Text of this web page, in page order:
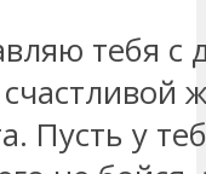
тебя
Пусть у